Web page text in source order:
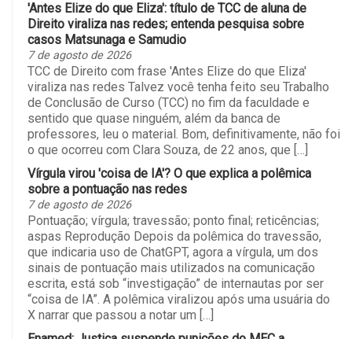
'Antes Elize do que Eliza': título de TCC de aluna de
Direito viraliza nas redes; entenda pesquisa sobre
casos Matsunaga e Samudio
7 de agosto de 2026
TCC de Direito com frase 'Antes Elize do que Eliza'
viraliza nas redes Talvez você tenha feito seu Trabalho
de Conclusão de Curso (TCC) no fim da faculdade e
sentido que quase ninguém, além da banca de
professores, leu o material. Bom, definitivamente, não foi
o que ocorreu com Clara Souza, de 22 anos, que […]
Vírgula virou 'coisa de IA'? O que explica a polêmica
sobre a pontuação nas redes
7 de agosto de 2026
Pontuação; vírgula; travessão; ponto final; reticências;
aspas Reprodução Depois da polêmica do travessão,
que indicaria uso de ChatGPT, agora a vírgula, um dos
sinais de pontuação mais utilizados na comunicação
escrita, está sob “investigação” de internautas por ser
“coisa de IA”. A polêmica viralizou após uma usuária do
X narrar que passou a notar um […]